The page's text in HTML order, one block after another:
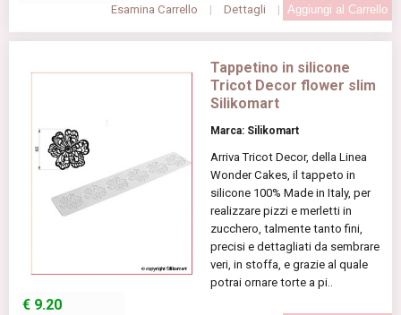
Esamina Carrello | Dettagli |
Tappetino in silicone
Tricot Decor flower slim
Silikomart
Marca: Silikomart
Arriva Tricot Decor, della Linea
Wonder Cakes, il tappeto in
silicone 100% Made in Italy, per
realizzare pizzi e merletti in
zucchero, talmente tanto fini,
precisi e dettagliati da sembrare
veri, in stoffa, e grazie al quale
potrai ornare torte a pi..
€ 9.20